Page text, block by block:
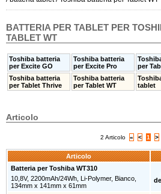
BATTERIA PER TABLET PER
TABLET WT
Toshiba batteria
per Excite GO
Toshiba batteria
per Excite Pro
per
Toshiba batteria
per Tablet Thrive
Toshiba batteria
per Tablet WT
tablet
Articolo
2 Articolo « < 1 >
Articolo
Batteria per Toshiba WT310
10,8V, 2200mAh/24Wh, Li-Polymer, Bianco,
134mm x 141mm x 61mm